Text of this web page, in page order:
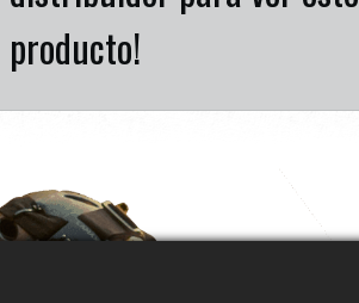
producto!